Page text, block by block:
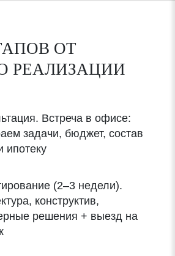
ОТ
РЕАЛИЗАЦИИ
Встреча в офисе:
задачи, бюджет, состав
ипотеку
(2–3 недели).
конструктив,
решения + выезд на